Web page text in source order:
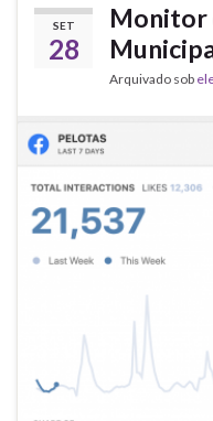
SET
28
Monitor
Arquivado sob